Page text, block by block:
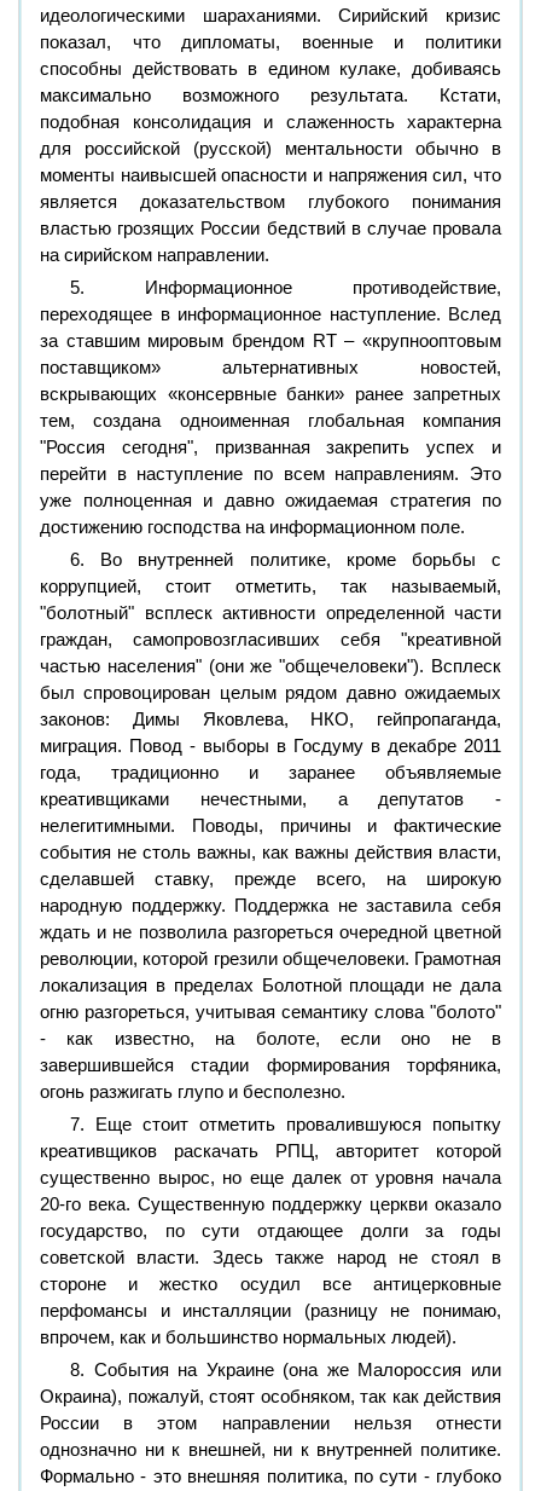
идеологическими шараханиями. Сирийский кризис
показал, что дипломаты, военные и политики
способны действовать в едином кулаке, добиваясь
максимально возможного результата. Кстати,
подобная консолидация и слаженность характерна
для российской (русской) ментальности обычно в
моменты наивысшей опасности и напряжения сил, что
является доказательством глубокого понимания
властью грозящих России бедствий в случае провала
на сирийском направлении.
5. Информационное противодействие,
переходящее в информационное наступление. Вслед
за ставшим мировым брендом RT – «крупнооптовым
поставщиком» альтернативных новостей,
вскрывающих «консервные банки» ранее запретных
тем, создана одноименная глобальная компания
"Россия сегодня", призванная закрепить успех и
перейти в наступление по всем направлениям. Это
уже полноценная и давно ожидаемая стратегия по
достижению господства на информационном поле.
6. Во внутренней политике, кроме борьбы с
коррупцией, стоит отметить, так называемый,
"болотный" всплеск активности определенной части
граждан, самопровозгласивших себя "креативной
частью населения" (они же "общечеловеки"). Всплеск
был спровоцирован целым рядом давно ожидаемых
законов: Димы Яковлева, НКО, гейпропаганда,
миграция. Повод - выборы в Госдуму в декабре 2011
года, традиционно и заранее объявляемые
креативщиками нечестными, а депутатов -
нелегитимными. Поводы, причины и фактические
события не столь важны, как важны действия власти,
сделавшей ставку, прежде всего, на широкую
народную поддержку. Поддержка не заставила себя
ждать и не позволила разгореться очередной цветной
революции, которой грезили общечеловеки. Грамотная
локализация в пределах Болотной площади не дала
огню разгореться, учитывая семантику слова "болото"
- как известно, на болоте, если оно не в
завершившейся стадии формирования торфяника,
огонь разжигать глупо и бесполезно.
7. Еще стоит отметить провалившуюся попытку
креативщиков раскачать РПЦ, авторитет которой
существенно вырос, но еще далек от уровня начала
20-го века. Существенную поддержку церкви оказало
государство, по сути отдающее долги за годы
советской власти. Здесь также народ не стоял в
стороне и жестко осудил все антицерковные
перфомансы и инсталляции (разницу не понимаю,
впрочем, как и большинство нормальных людей).
8. События на Украине (она же Малороссия или
Окраина), пожалуй, стоят особняком, так как действия
России в этом направлении нельзя отнести
однозначно ни к внешней, ни к внутренней политике.
Формально - это внешняя политика, по сути - глубоко